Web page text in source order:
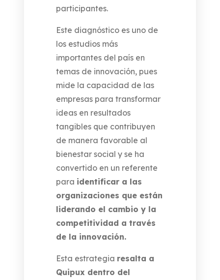
participantes.
Este diagnóstico es uno de
los estudios más
importantes del país en
temas de innovación, pues
mide la capacidad de las
empresas para transformar
ideas en resultados
tangibles que contribuyen
de manera favorable al
bienestar social y se ha
convertido en un referente
para identificar a las
organizaciones que están
liderando el cambio y la
competitividad a través
de la innovación.
Esta estrategia resalta a
Quipux dentro del